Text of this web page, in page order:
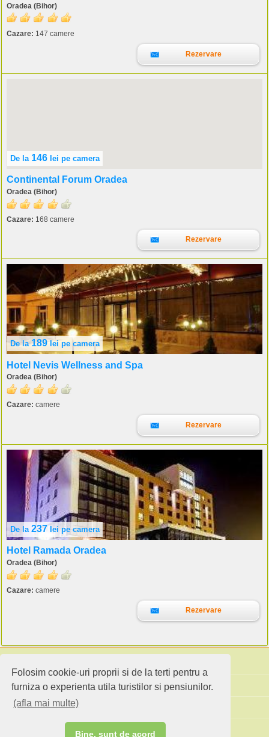
Folosim cookie-uri proprii si de la terti pentru a
furniza o experienta utila turistilor si pensiunilor.
(afla mai multe)
Bine, sunt de acord
Oradea (Bihor)
Cazare: 147 camere
Rezervare
De la 146 lei pe camera
Continental Forum Oradea
Oradea (Bihor)
Cazare: 168 camere
Rezervare
De la189lei pe camera
Hotel Nevis Wellness and Spa
Oradea (Bihor)
Cazare: camere
Rezervare
De la 237 lei pe camera
Hotel Ramada Oradea
Oradea (Bihor)
Cazare: camere
Rezervare
Cauta pensiuni